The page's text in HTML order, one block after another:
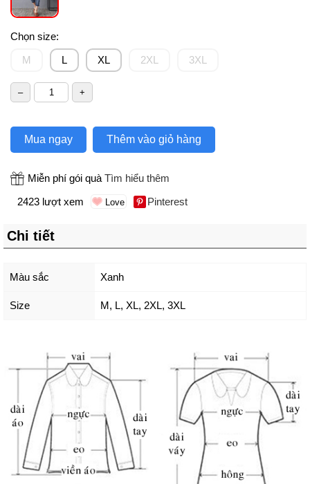
Chọn size:
M
L XL 2XL 3XL
Mua ngay Thêm vào giỏ hàng
Miễn phí gói quà Tìm hiểu thêm
2423 lượt xem
Pinterest
Chi tiết
Màu sắc Xanh
Size M, L, XL, 2XL, 3XL